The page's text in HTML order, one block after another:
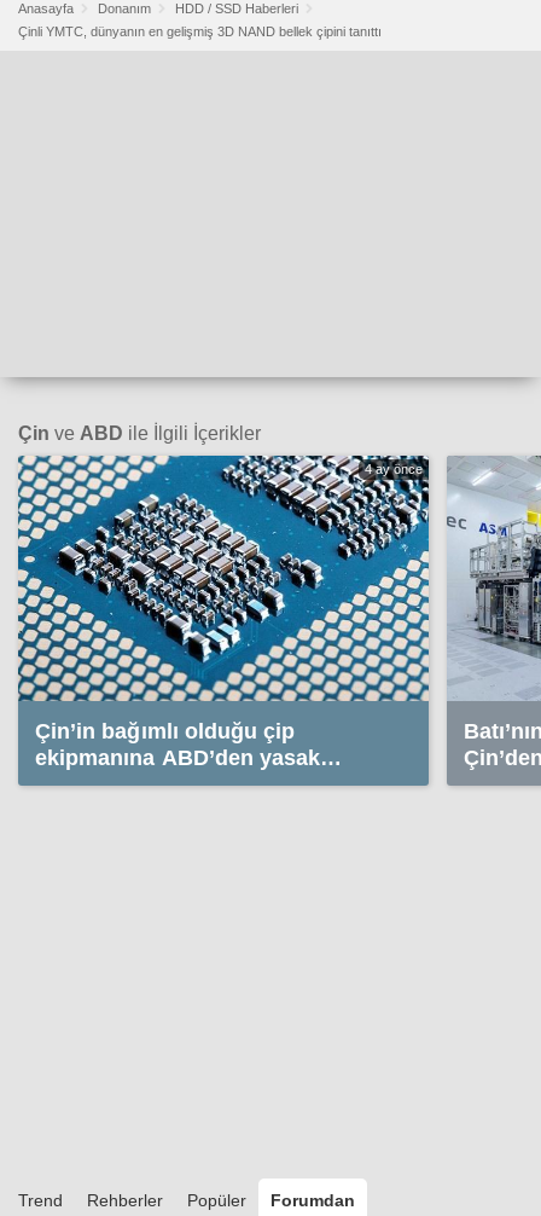
Anasayfa Donanım
HDD / SSD Haberleri
Çinli YMTC, dünyanın en gelişmiş 3D NAND bellek çipini tanıttı
Çin ve ABD ile İlgili İçerikler
4 ay önce
Çin’in bağımlı olduğu çip
ekipmanına ABD’den yasak
geliyor
Trend Rehberler Popüler Forumdan